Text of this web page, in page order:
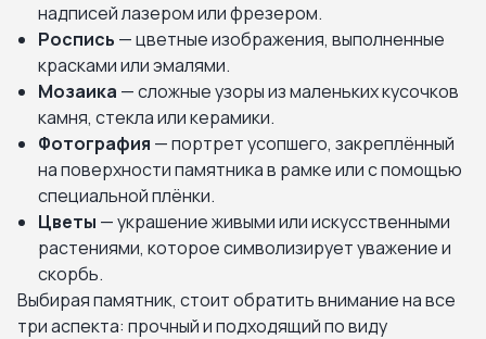
надписей лазером или фрезером.
Роспись — цветные изображения, выполненные
красками или эмалями.
Мозаика — сложные узоры из маленьких кусочков
камня, стекла или керамики.
Фотография — портрет усопшего, закреплённый
на поверхности памятника в рамке или с помощью
специальной плёнки.
Цветы — украшение живыми или искусственными
растениями, которое символизирует уважение и
скорбь.
Выбирая памятник, стоит обратить внимание на все
три аспекта: прочный и подходящий по виду